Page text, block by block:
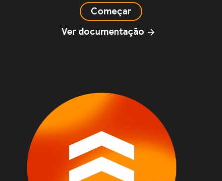
Começar
Ver documentação arrow_forward